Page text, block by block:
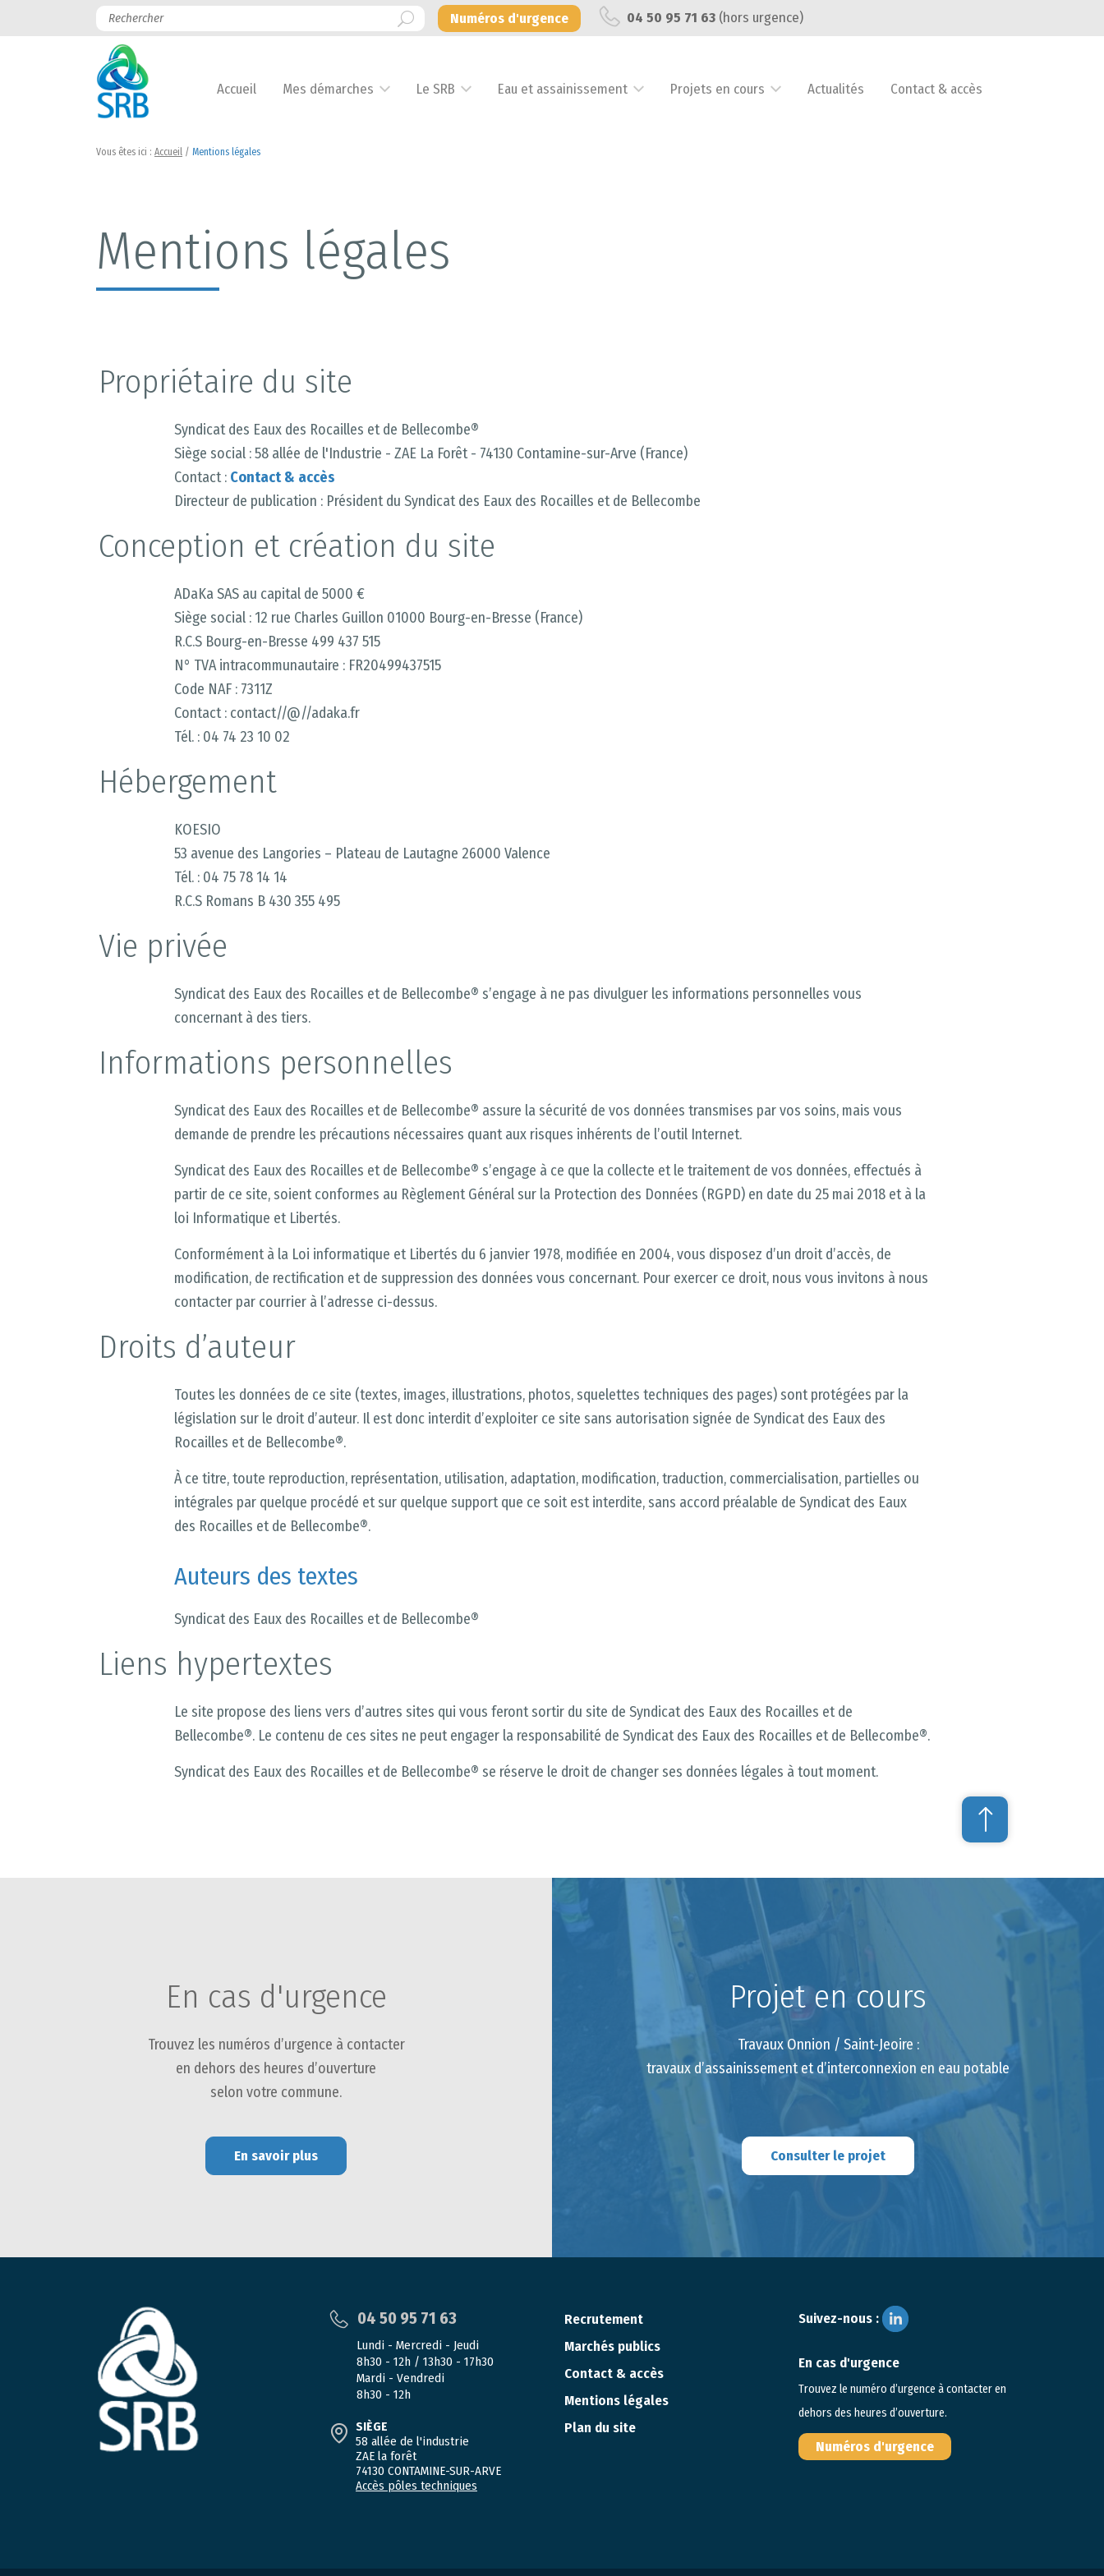
Numéros d'urgence 04 50 95 71 63(hors urgence)
Accueil Mes démarches Le SRB Eau et assainissement Projets en cours Actualités Contact & accès
Vous êtes ici : Accueil / Mentions légales
Mentions légales
Propriétaire du site
Syndicat des Eaux des Rocailles et de Bellecombe®
Siège social : 58 allée de l'Industrie - ZAE La Forêt - 74130 Contamine-sur-Arve (France)
Contact : Contact & accès
Directeur de publication : Président du Syndicat des Eaux des Rocailles et de Bellecombe
Conception et création du site
ADaKa SAS au capital de 5000 €
Siège social : 12 rue Charles Guillon 01000 Bourg-en-Bresse (France)
R.C.S Bourg-en-Bresse 499 437 515
N° TVA intracommunautaire : FR20499437515
Code NAF : 7311Z
Contact : contact//@//adaka.fr
Tél. : 04 74 23 10 02
Hébergement
KOESIO
53 avenue des Langories – Plateau de Lautagne 26000 Valence
Tél. : 04 75 78 14 14
R.C.S Romans B 430 355 495
Vie privée
Syndicat des Eaux des Rocailles et de Bellecombe® s’engage à ne pas divulguer les informations personnelles vous
concernant à des tiers.
Informations personnelles
Syndicat des Eaux des Rocailles et de Bellecombe® assure la sécurité de vos données transmises par vos soins, mais vous
demande de prendre les précautions nécessaires quant aux risques inhérents de l’outil Internet.
Syndicat des Eaux des Rocailles et de Bellecombe® s’engage à ce que la collecte et le traitement de vos données, effectués à
partir de ce site, soient conformes au Règlement Général sur la Protection des Données (RGPD) en date du 25 mai 2018 et à la
loi Informatique et Libertés.
Conformément à la Loi informatique et Libertés du 6 janvier 1978, modifiée en 2004, vous disposez d’un droit d’accès, de
modification, de rectification et de suppression des données vous concernant. Pour exercer ce droit, nous vous invitons à nous
contacter par courrier à l’adresse ci-dessus.
Droits d’auteur
Toutes les données de ce site (textes, images, illustrations, photos, squelettes techniques des pages) sont protégées par la
législation sur le droit d’auteur. Il est donc interdit d’exploiter ce site sans autorisation signée de Syndicat des Eaux des
Rocailles et de Bellecombe®.
À ce titre, toute reproduction, représentation, utilisation, adaptation, modification, traduction, commercialisation, partielles ou
intégrales par quelque procédé et sur quelque support que ce soit est interdite, sans accord préalable de Syndicat des Eaux
des Rocailles et de Bellecombe®.
Auteurs des textes
Syndicat des Eaux des Rocailles et de Bellecombe®
Liens hypertextes
Le site propose des liens vers d’autres sites qui vous feront sortir du site de Syndicat des Eaux des Rocailles et de
Bellecombe®. Le contenu de ces sites ne peut engager la responsabilité de Syndicat des Eaux des Rocailles et de Bellecombe®.
Syndicat des Eaux des Rocailles et de Bellecombe® se réserve le droit de changer ses données légales à tout moment.
En cas d'urgence
Trouvez les numéros d’urgence à contacter
en dehors des heures d’ouverture
selon votre commune.
En savoir plus
Projet en cours
Travaux Onnion / Saint-Jeoire :
travaux d’assainissement et d’interconnexion en eau potable
Consulter le projet
04 50 95 71 63
Lundi - Mercredi - Jeudi
8h30 - 12h / 13h30 - 17h30
Mardi - Vendredi
8h30 - 12h
SIÈGE
58 allée de l'industrie
ZAE la forêt
74130 CONTAMINE-SUR-ARVE
Accès pôles techniques
Recrutement
Marchés publics
Contact & accès
Mentions légales
Plan du site
Suivez-nous :
En cas d'urgence
Trouvez le numéro d’urgence à contacter en
dehors des heures d’ouverture.
Numéros d'urgence